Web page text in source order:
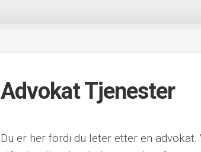
Advokat Tjenester
Du er her fordi du leter etter en